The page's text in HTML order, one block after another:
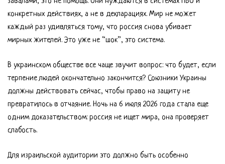
конкретных действиях, а не в декларациях. Мир не может
каждый раз удивляться тому, что россия снова убивает
мирных жителей. Это уже не “шок”, это система.
В украинском обществе все чаще звучит вопрос: что будет, если
терпение людей окончательно закончится? Союзники Украины
должны действовать сейчас, чтобы право на защиту не
превратилось в отчаяние. Ночь на 6 июля 2026 года стала еще
одним доказательством: россия не ищет мира, она проверяет
слабость.
Для израильской аудитории это должно быть особенно